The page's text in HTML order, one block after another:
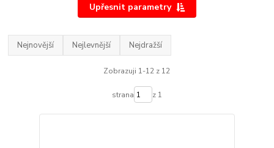
Upřesnit parametry
Nejnovější Nejlevnější Nejdražší
Zobrazuji 1-12 z 12
strana z 1